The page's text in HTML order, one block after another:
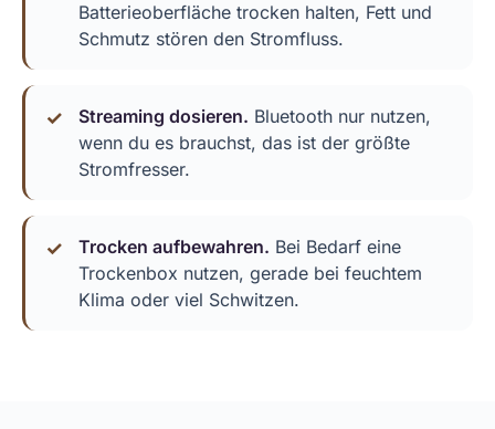
Batterieoberfläche trocken halten, Fett und
Schmutz stören den Stromfluss.
Streaming dosieren. Bluetooth nur nutzen,
wenn du es brauchst, das ist der größte
Stromfresser.
Trocken aufbewahren. Bei Bedarf eine
Trockenbox nutzen, gerade bei feuchtem
Klima oder viel Schwitzen.